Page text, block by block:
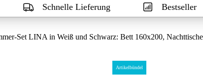
Schnelle Lieferung Bestseller
Set LINA in Weiß und Schwarz: Bett 160x200,
Artikelbündel